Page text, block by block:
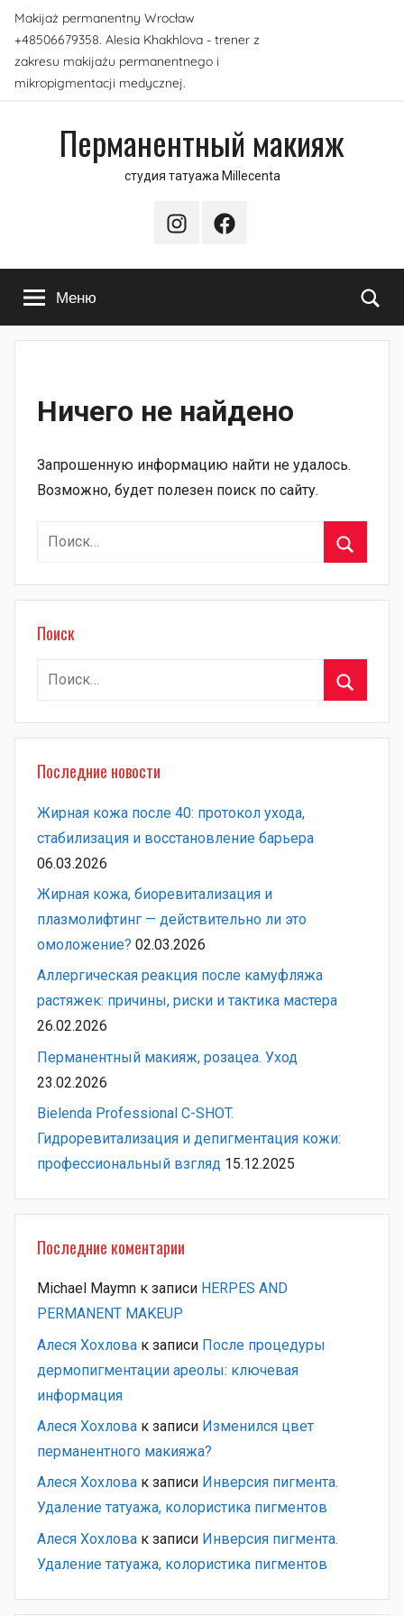
Перейти
содержимому
Makijaż permanentny Wrocław
+48506679358. Alesia Khakhlova - trener z
zakresu makijażu permanentnego i
mikropigmentacji medycznej.
Перманентный макияж
студия татуажа Millecenta
InstagramFacebook
Меню
Ничего не найдено
Запрошенную информацию найти не удалось.
Возможно, будет полезен поиск по сайту.
Найти:
Поиск
Найти:
Последние новости
Жирная кожа после 40: протокол ухода,
стабилизация и восстановление барьера
06.03.2026
Жирная кожа, биоревитализация и
плазмолифтинг — действительно ли это
омоложение? 02.03.2026
Аллергическая реакция после камуфляжа
растяжек: причины, риски и тактика мастера
26.02.2026
Перманентный макияж, розацеа. Уход
23.02.2026
Bielenda Professional C-SHOT.
Гидроревитализация и депигментация кожи:
профессиональный взгляд 15.12.2025
Последние коментарии
Michael Maymn к записи HERPES AND
PERMANENT MAKEUP
Алеся Хохлова к записи После процедуры
дермопигментации ареолы: ключевая
информация
Алеся Хохлова к записи Изменился цвет
перманентного макияжа?
Алеся Хохлова к записи Инверсия пигмента.
Удаление татуажа, колористика пигментов
Алеся Хохлова к записи Инверсия пигмента.
Удаление татуажа, колористика пигментов